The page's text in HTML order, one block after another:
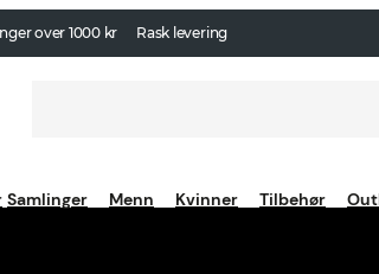
over 1000 kr Rask levering
Samlinger Menn Kvinner Tilbehør